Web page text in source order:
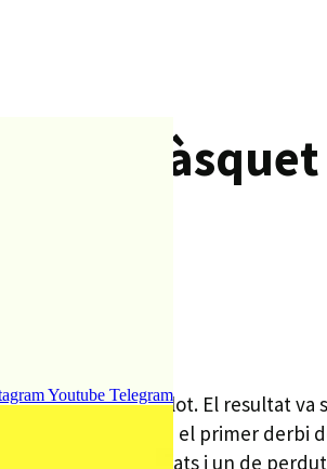
Youtube Telegram
de bàsquet
contra l’Olot. El resultat va
jornada arriba el primer
amb 3 partits guanyats i un de